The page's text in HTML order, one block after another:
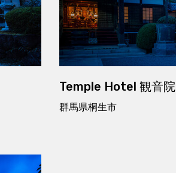
Temple Hotel 観音院
群馬県桐生市